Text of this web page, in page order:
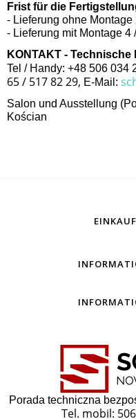
Frist für die
- Lieferung ohne Montage
- Lieferung mit Montage 4
KONTAKT -
Tel / Handy: +48 506 034
65 / 517 82 29, E-Mail:
Salon und Ausstellung
Kościan
Porada techniczna
Tel. mobil: